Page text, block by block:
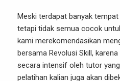
Meski terdapat banyak
tetapi tidak semua cocok
kami merekomendasikan
bersama Revolusi Skill,
secara intensif oleh tutor
pelatihan kalian juga akan